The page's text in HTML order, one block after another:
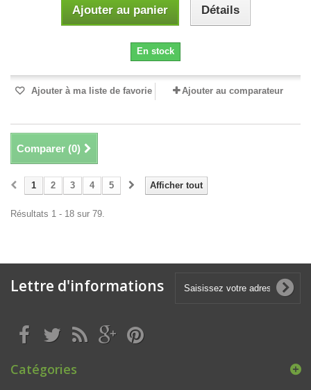
Ajouter au panier Détails
En stock
Ajouter à ma liste de favorie Ajouter au comparateur
Comparer (0)
Afficher tout
1 2 3 4 5
Résultats 1 - 18 sur 79.
Lettre d'informations
Catégories